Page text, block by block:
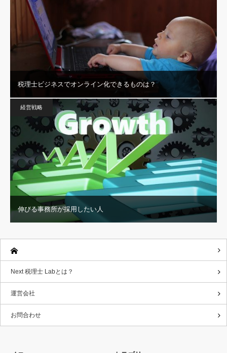
税理士ビジネスでオンライン化できるものは？
経営戦略
伸びる事務所が採用したい人
Next 税理士 Labとは？
運営会社
お問合わせ